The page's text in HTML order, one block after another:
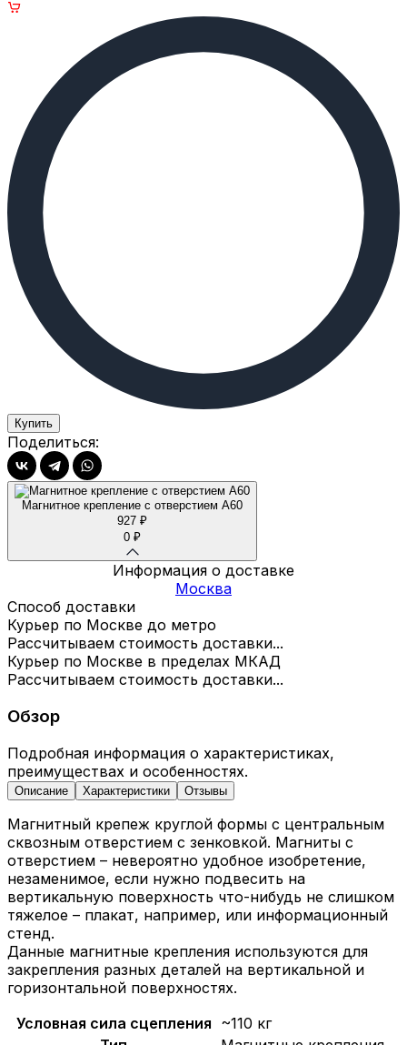
Купить
Поделиться:
Магнитное крепление с отверстием А60
927 ₽
0 ₽
Информация о доставке
Москва
Способ доставки
Курьер по Москве до метро
Рассчитываем стоимость доставки...
Курьер по Москве в пределах МКАД
Рассчитываем стоимость доставки...
Обзор
Подробная информация о характеристиках,
преимуществах и особенностях.
Описание Характеристики Отзывы
Магнитный крепеж круглой формы с центральным
сквозным отверстием с зенковкой. Магниты с
отверстием – невероятно удобное изобретение,
незаменимое, если нужно подвесить на
вертикальную поверхность что-нибудь не слишком
тяжелое – плакат, например, или информационный
стенд.
Данные магнитные крепления используются для
закрепления разных деталей на вертикальной и
горизонтальной поверхностях.
Условная сила сцепления ~110 кг